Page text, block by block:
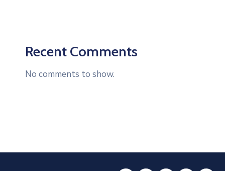
Recent Comments
No comments to show.